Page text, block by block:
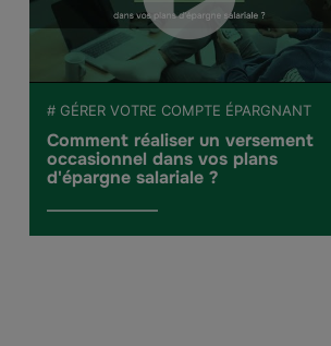
# GÉRER VOTRE COMPTE ÉPARGNANT
Comment réaliser un versement
occasionnel dans vos plans
d'épargne salariale ?